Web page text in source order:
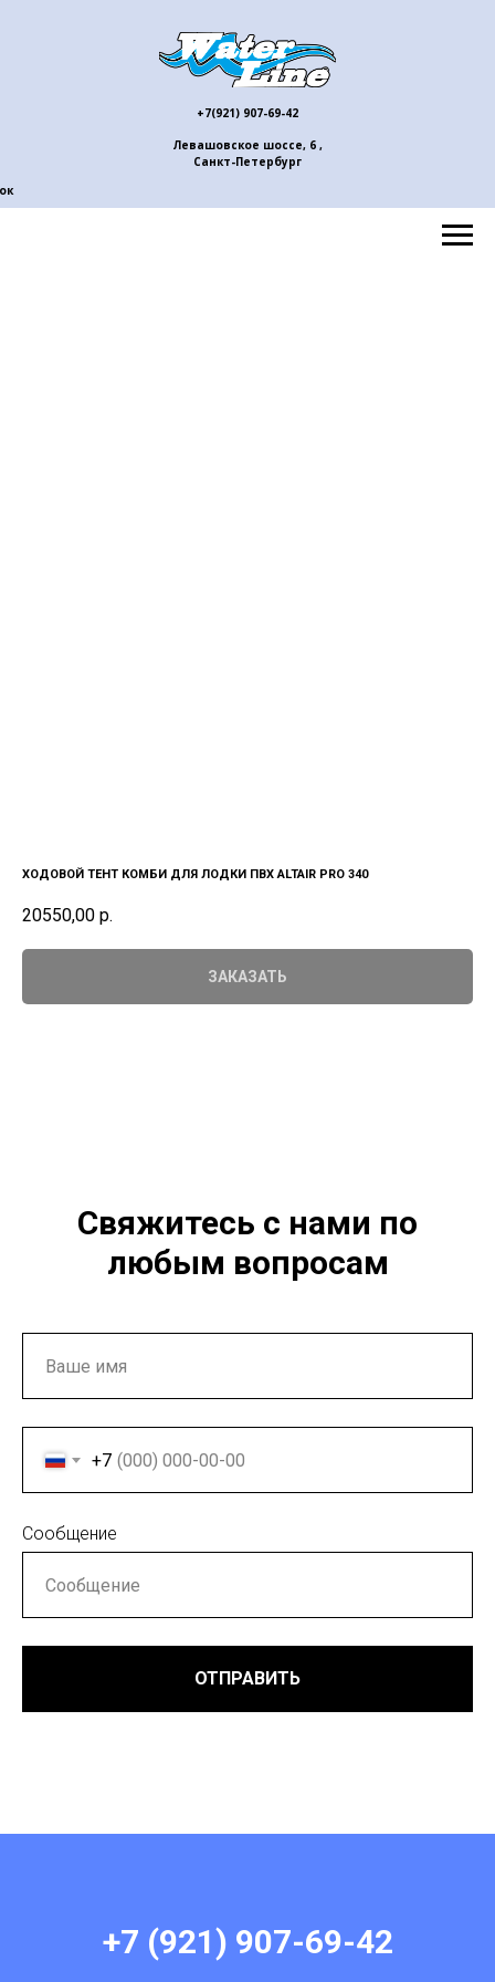
Левашовское шоссе, 6 ,
Санкт-Петербург
+7(921) 907-69-42
ХОДОВОЙ ТЕНТ КОМБИ ДЛЯ ЛОДКИ ПВХ ALTAIR PRO 340
20550,00 р.
ЗАКАЗАТЬ
Свяжитесь с нами по
любым вопросам
+7
Сообщение
ОТПРАВИТЬ
+7 (921) 907-69-42